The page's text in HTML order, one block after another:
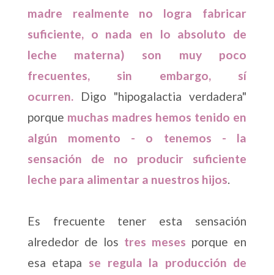
madre realmente no logra fabricar
suficiente, o nada en lo absoluto de
leche materna) son muy poco
frecuentes, sin embargo, sí
ocurren.Digo "hipogalactia verdadera"
porque muchas madres hemos tenido en
algún momento - o tenemos - la
sensación de no producir suficiente
leche para alimentar a nuestros hijos.
Es frecuente tener esta sensación
alrededor de los tres meses porque en
esa etapa se regula la producción de